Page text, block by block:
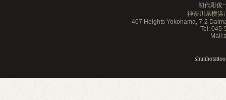
初代彫俊
神奈川県横浜
407 Heights Yokohama, 7-2
Tel: